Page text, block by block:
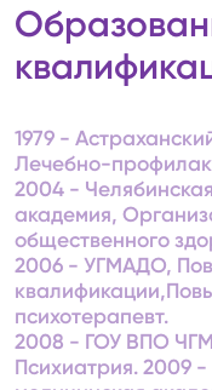
1979 -
Лечебно-
2004 -
академия,
общественного
2006 - УГМАДО,
психотерапевт.
2008 - ГОУ ВПО
Психиатрия. 2009 -